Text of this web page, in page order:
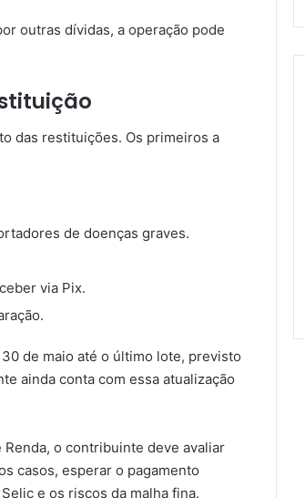
outras dívidas, a operação pode
das restituições. Os primeiros a
de doenças graves.
via Pix.
de maio até o último lote, previsto
ainda conta com essa atualização
o contribuinte deve avaliar
casos, esperar o pagamento
e os riscos da malha fina.